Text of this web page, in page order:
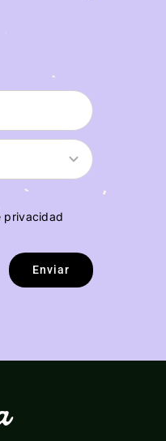
privacidad
Enviar